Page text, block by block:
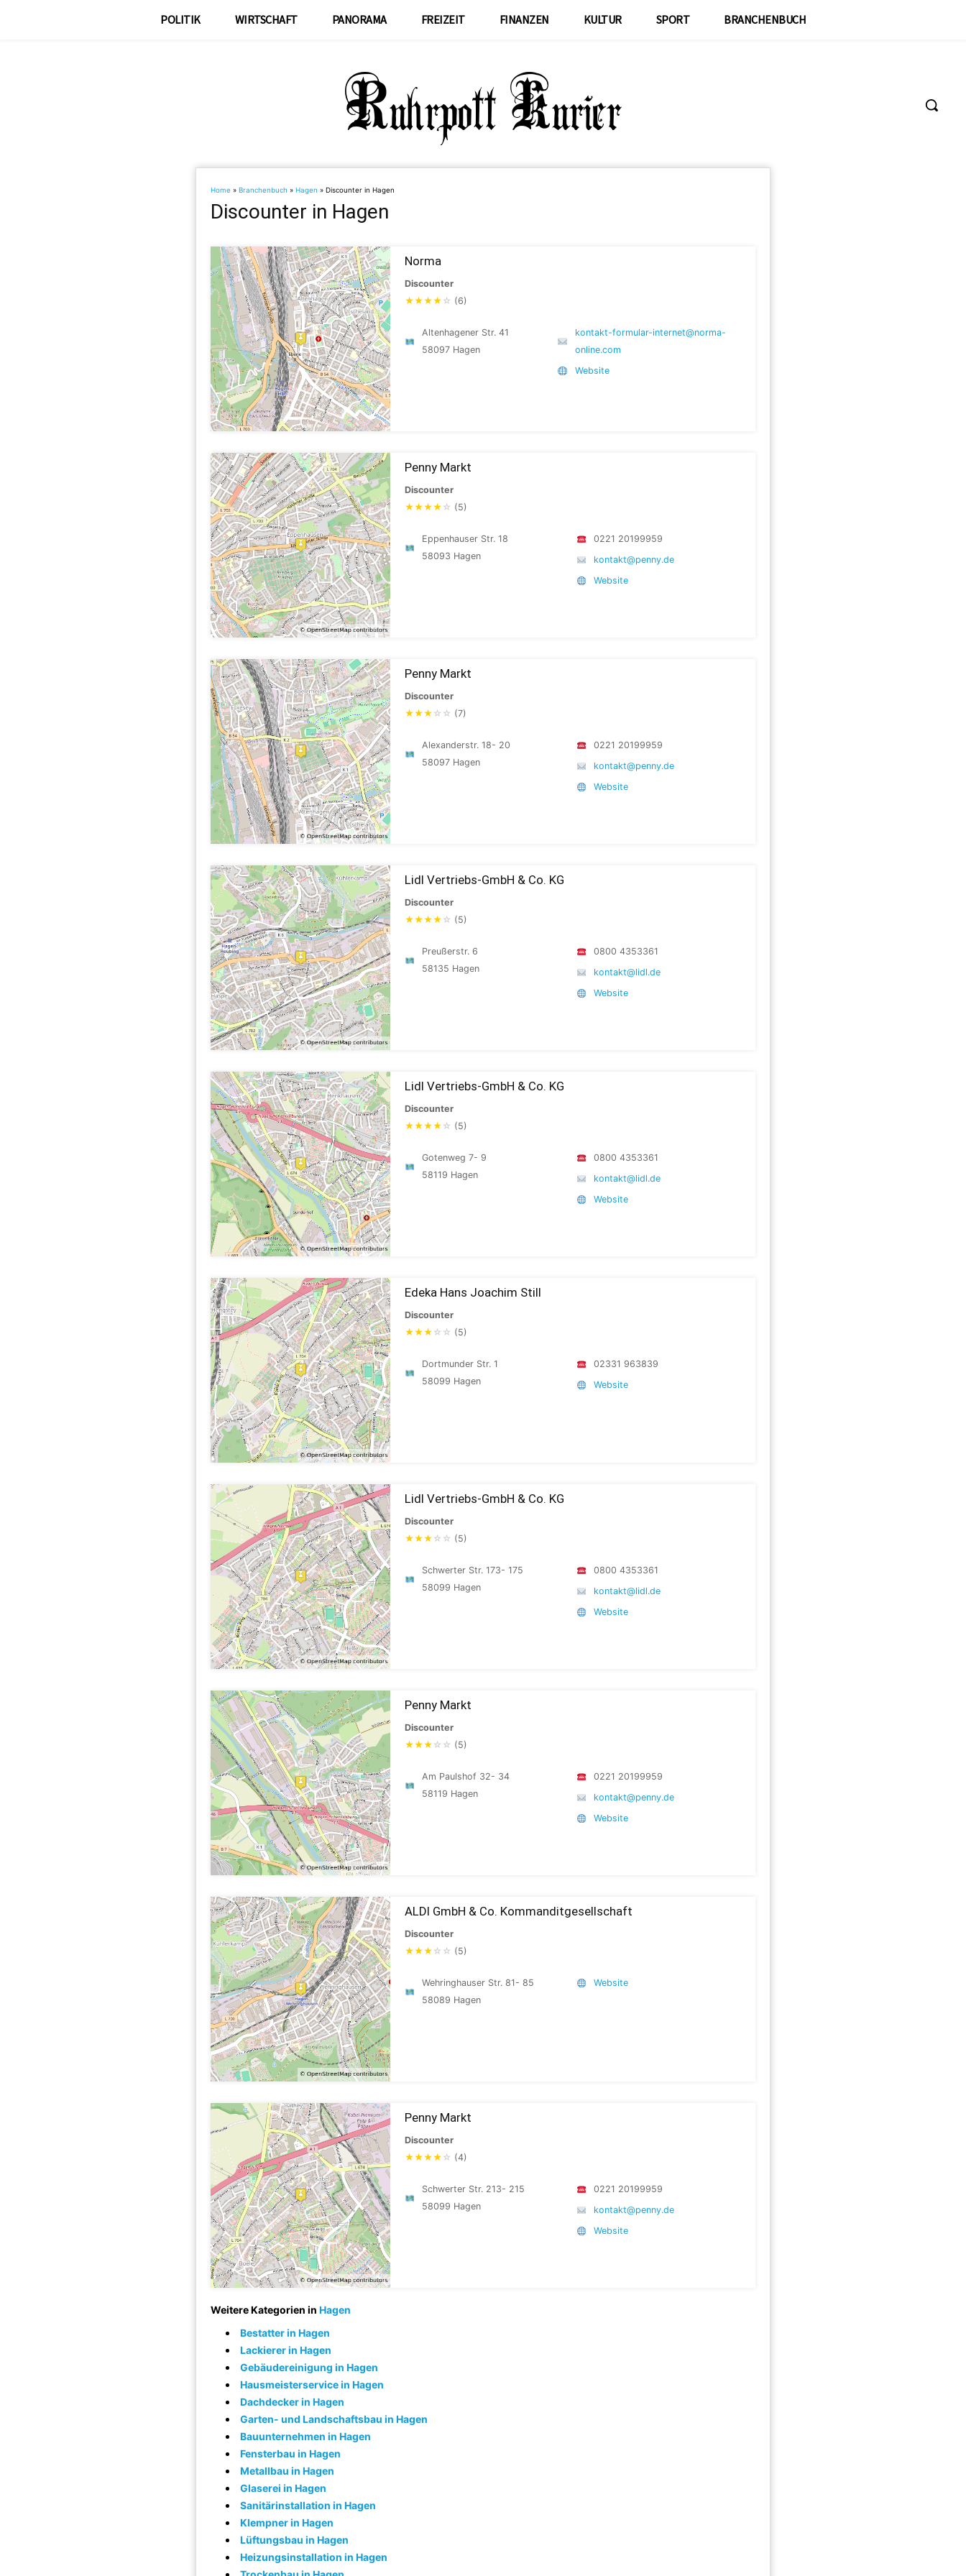
POLITIK WIRTSCHAFT PANORAMA FREIZEIT FINANZEN KULTUR SPORT BRANCHENBUCH
Home » Branchenbuch » Hagen » Discounter in Hagen
Discounter in Hagen
Norma
Discounter
★★★★ ☆ (6)
Altenhagener Str. 41
58097 Hagen
kontakt-formular-internet@norma-
online.com
Website
Penny Markt
Discounter
★★★★ ☆ (5)
Eppenhauser Str. 18
58093 Hagen
0221 20199959
kontakt@penny.de
Website
Penny Markt
Discounter
★★★ ☆ ☆ (7)
Alexanderstr. 18- 20
58097 Hagen
0221 20199959
kontakt@penny.de
Website
Lidl Vertriebs-GmbH & Co. KG
Discounter
★★★★ ☆ (5)
Preußerstr. 6
58135 Hagen
0800 4353361
kontakt@lidl.de
Website
Lidl Vertriebs-GmbH & Co. KG
Discounter
★★★★ ☆ (5)
Gotenweg 7- 9
58119 Hagen
0800 4353361
kontakt@lidl.de
Website
Edeka Hans Joachim Still
Discounter
★★★ ☆ ☆ (5)
Dortmunder Str. 1
58099 Hagen
02331 963839
Website
Lidl Vertriebs-GmbH & Co. KG
Discounter
★★★ ☆ ☆ (5)
Schwerter Str. 173- 175
58099 Hagen
0800 4353361
kontakt@lidl.de
Website
Penny Markt
Discounter
★★★ ☆ ☆ (5)
Am Paulshof 32- 34
58119 Hagen
0221 20199959
kontakt@penny.de
Website
ALDI GmbH & Co. Kommanditgesellschaft
Discounter
★★★ ☆ ☆ (5)
Wehringhauser Str. 81- 85
58089 Hagen
Website
Penny Markt
Discounter
★★★★ ☆ (4)
Schwerter Str. 213- 215
58099 Hagen
0221 20199959
kontakt@penny.de
Website
Weitere Kategorien in Hagen
Bestatter in Hagen
Lackierer in Hagen
Gebäudereinigung in Hagen
Hausmeisterservice in Hagen
Dachdecker in Hagen
Garten- und Landschaftsbau in Hagen
Bauunternehmen in Hagen
Fensterbau in Hagen
Metallbau in Hagen
Glaserei in Hagen
Sanitärinstallation in Hagen
Klempner in Hagen
Lüftungsbau in Hagen
Heizungsinstallation in Hagen